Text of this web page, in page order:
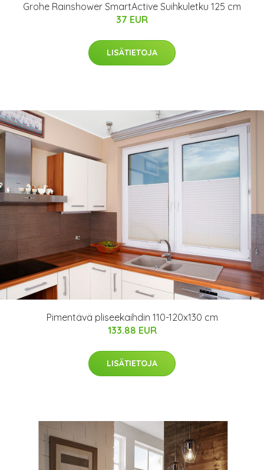
Grohe Rainshower SmartActive Suihkuletku 125 cm
37 EUR
LISÄTIETOJA
Pimentävä pliseekaihdin 110-120x130 cm
133.88 EUR
LISÄTIETOJA